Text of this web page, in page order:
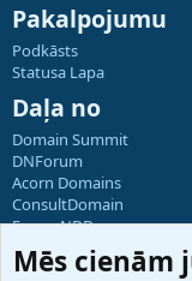
Pakalpojumu
Podkāsts
Statusa Lapa
Daļa no
Domain Summit
DNForum
Acorn Domains
ConsultDomain
ForumNDD
Domainforum.ro
27.be
Mēs cienām